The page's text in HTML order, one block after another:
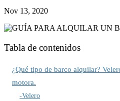
Nov 13, 2020
Tabla de contenidos
¿Qué tipo de barco alquilar?
motora.
-Velero